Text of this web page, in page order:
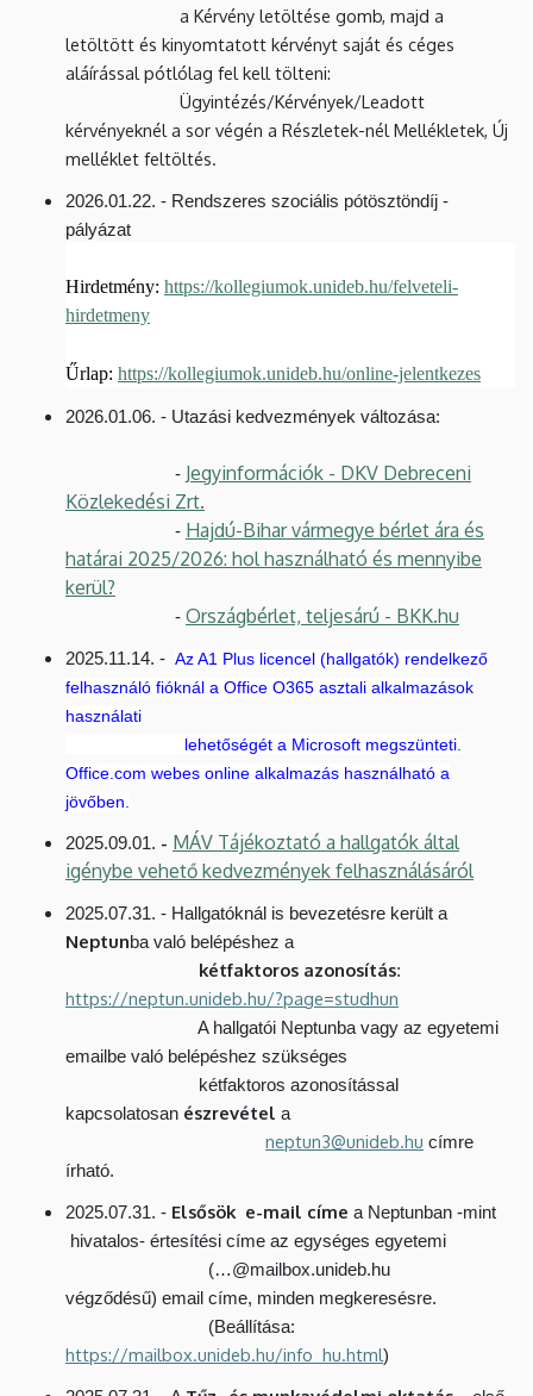
a Kérvény letöltése gomb, majd a
letöltött és kinyomtatott kérvényt saját és céges
aláírással pótlólag fel kell tölteni:
Ügyintézés/Kérvények/Leadott
kérvényeknél a sor végén a Részletek-nél Mellékletek, Új
melléklet feltöltés.
2026.01.22. - Rendszeres szociális pótösztöndíj -
pályázat
Hirdetmény: https://kollegiumok.unideb.hu/felveteli-
hirdetmeny
Űrlap: https://kollegiumok.unideb.hu/online-jelentkezes
2026.01.06. - Utazási kedvezmények változása:
- Jegyinformációk - DKV Debreceni
Közlekedési Zrt.
- Hajdú-Bihar vármegye bérlet ára és
határai 2025/2026: hol használható és mennyibe
kerül?
- Országbérlet, teljesárú - BKK.hu
2025.11.14. - Az A1 Plus licencel (hallgatók) rendelkező
felhasználó fióknál a Office O365 asztali alkalmazások
használati
lehetőségét a Microsoft megszünteti.
Office.com webes online alkalmazás használható a
jövőben.
2025.09.01. - MÁV Tájékoztató a hallgatók által
igénybe vehető kedvezmények felhasználásáról
2025.07.31. - Hallgatóknál is bevezetésre került a
Neptunba való belépéshez a
kétfaktoros azonosítás:
https://neptun.unideb.hu/?page=studhun
A hallgatói Neptunba vagy az egyetemi
emailbe való belépéshez szükséges
kétfaktoros azonosítással
kapcsolatosan észrevétel a
neptun3@unideb.hu címre
írható.
2025.07.31. - Elsősök e-mail címe a Neptunban -mint
hivatalos- értesítési címe az egységes egyetemi
(…@mailbox.unideb.hu
végződésű) email címe, minden megkeresésre.
(Beállítása:
https://mailbox.unideb.hu/info_hu.html)